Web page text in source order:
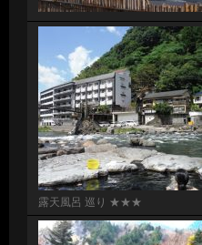
露天風呂 巡り ★★★